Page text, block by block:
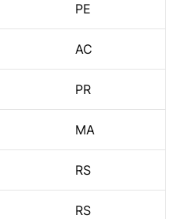
PE
AC
PR
MA
RS
RS